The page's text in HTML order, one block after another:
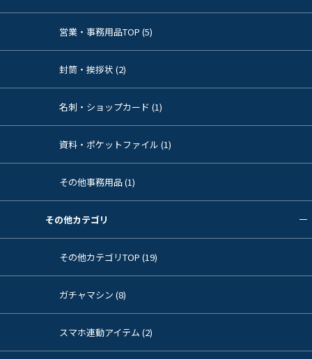
営業・事務用品TOP (5)
封筒・挨拶状 (2)
名刺・ショップカード (1)
資料・ポケットファイル (1)
その他事務用品 (1)
その他カテゴリ
その他カテゴリTOP (19)
ガチャマシン (8)
スマホ連動アイテム (2)